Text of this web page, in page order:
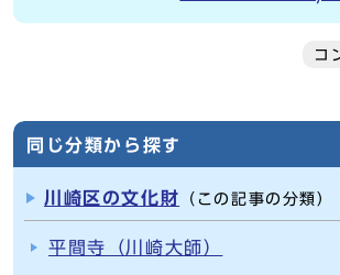
コ
同じ分類から探す
川崎区の文化財 （この記事の分類）
平間寺（川崎大師）